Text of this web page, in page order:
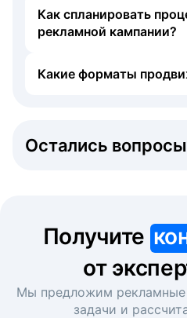
Как спланировать
рекламной кампании?
Какие форматы
Остались
Получите
от
Мы предложим
задачи и